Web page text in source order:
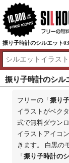
振り子時計のシルエット
振り子時計のシル
フリーの「 振り
イラストがベク
式で無料ダウン
イラストアイコ
きます。 白黒の
「 振り子時計の